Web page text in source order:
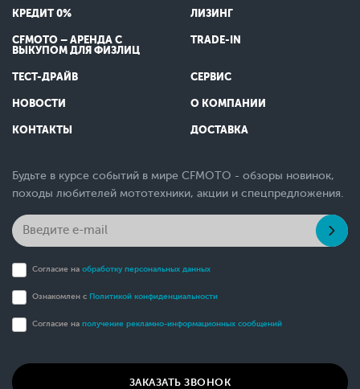
КРЕДИТ 0% ЛИЗИНГ
CFMOTO – АРЕНДА С
ВЫКУПОМ ДЛЯ ФИЗЛИЦ
TRADE-IN
ТЕСТ-ДРАЙВ СЕРВИС
НОВОСТИ О КОМПАНИИ
КОНТАКТЫ ДОСТАВКА
Будьте в курсе событий в мире CFMOTO - обзоры новинок,
походы любителей мототехники, акции и спецпредложения.
Согласие на обработку персональных данных
Ознакомлен с Политикой конфиденциальности
Согласие на получение рекламно-информационных сообщений
ЗАКАЗАТЬ ЗВОНОК